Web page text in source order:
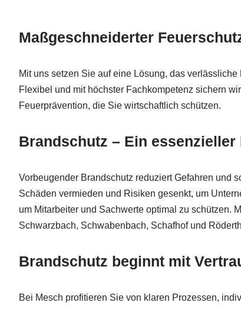
Maßgeschneiderter
Mit uns setzen Sie auf eine Lösung, das
Flexibel und mit höchster Fachkompetenz sichern
Feuerprävention, die Sie wirtschaftlich schützen.
Brandschutz – Ein
Vorbeugender Brandschutz reduziert Gefahren und
Schäden vermieden und Risiken gesenkt, um
um Mitarbeiter und Sachwerte optimal zu schützen.
Schwarzbach, Schwabenbach, Schafhof und
Brandschutz beginnt mit
Bei Mesch profitieren Sie von klaren Prozessen,